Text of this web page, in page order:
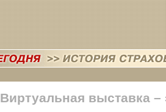
Виртуальная выставка –